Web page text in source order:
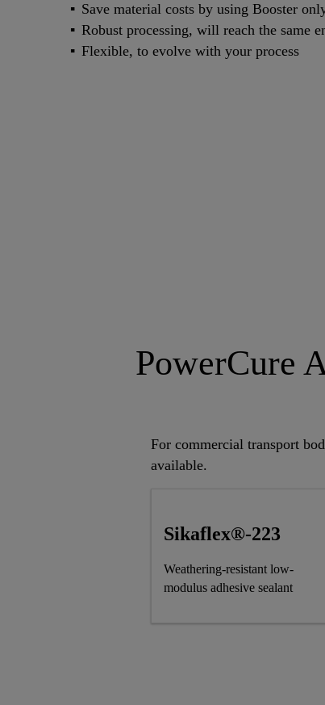
Save material costs by using Booster
Robust processing, will reach the same
Flexible, to evolve with your process
PowerCure
For commercial transport
available.
Sikaflex®-223
Weathering-resistant low-
modulus adhesive sealant